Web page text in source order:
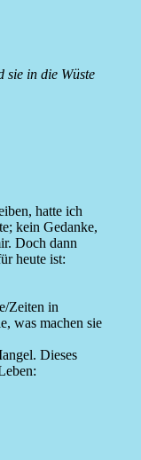
sie in die Wüste
hatte ich
kein Gedanke,
Doch dann
heute ist:
Zeiten in
was machen sie
Dieses